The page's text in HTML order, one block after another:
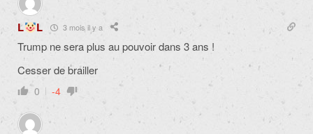
L L 3 mois il y a
Trump ne sera plus au pouvoir dans 3 ans !
Cesser de brailler
0 -4